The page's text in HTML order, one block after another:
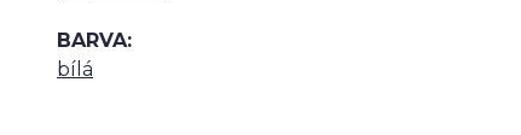
BARVA
bílá